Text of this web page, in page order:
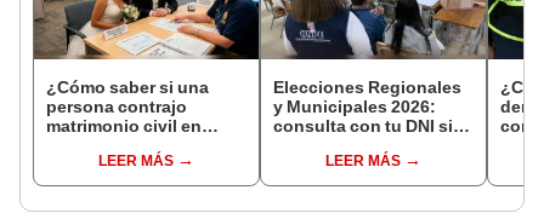
¿Cómo saber si una
persona contrajo
matrimonio civil en
LEER MÁS
Elecciones Regionales
y Municipales 2026:
consulta con tu DNI si
de mesa para este 4 de
octubre en el link oficial
LEER MÁS
con